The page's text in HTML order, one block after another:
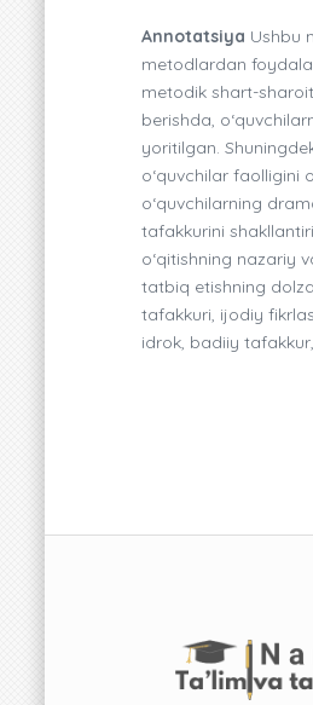
Annotatsiya Ushbu
metodlardan
metodik shart-
berishda,
yoritilgan.
o‘quvchilar faolligini
o‘quvchilarning
tafakkurini
o‘qitishning nazariy
tatbiq etishning
tafakkuri, ijodiy
idrok, badiiy